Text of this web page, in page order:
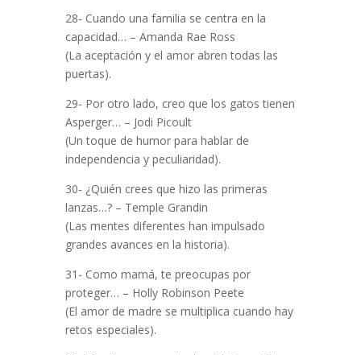
28- Cuando una familia se centra en la
capacidad… – Amanda Rae Ross
(La aceptación y el amor abren todas las
puertas).
29- Por otro lado, creo que los gatos tienen
Asperger… – Jodi Picoult
(Un toque de humor para hablar de
independencia y peculiaridad).
30- ¿Quién crees que hizo las primeras
lanzas…? – Temple Grandin
(Las mentes diferentes han impulsado
grandes avances en la historia).
31- Como mamá, te preocupas por
proteger… – Holly Robinson Peete
(El amor de madre se multiplica cuando hay
retos especiales).